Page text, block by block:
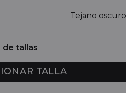
Tejano oscuro
de tallas
TALLA